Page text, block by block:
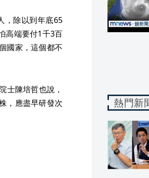
，除以到年底65
高端要付1千3百
國家，這個都不
士陳培哲也說，
，應盡早研發次
熱門新